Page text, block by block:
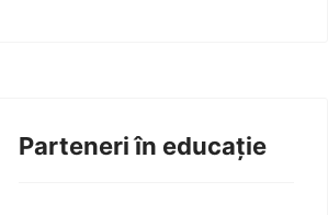
Parteneri în educație